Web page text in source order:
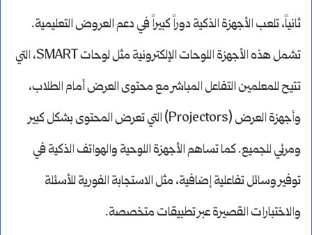
ثانياً، تلعب الأجهزة الذكية دوراً كبيراً في دعم العروض التعليمية.
تشمل هذه الأجهزة اللوحات الإلكترونية مثل لوحات SMART، التي
تتيح للمعلمين التفاعل المباشر مع محتوى العرض أمام الطلاب،
وأجهزة العرض (Projectors) التي تعرض المحتوى بشكل كبير
ومرئي للجميع. كما تساهم الأجهزة اللوحية والهواتف الذكية في
توفير وسائل تفاعلية إضافية، مثل الاستجابة الفورية للأسئلة
والاختبارات القصيرة عبر تطبيقات متخصصة.